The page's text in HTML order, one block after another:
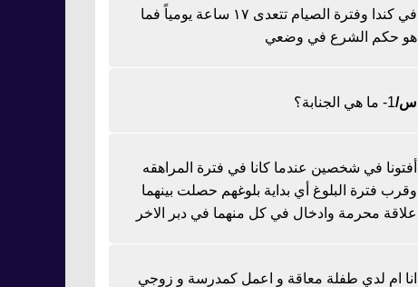
في كندا وفترة الصيام تتعدى ١٧ ساعة يومياً فما
هو حكم الشرع في وضعي
س/1- ما هي الجنابة؟
أفتونا في شخصين عندما كانا في فترة المراهقه
وقرب فترة البلوغ أي بداية بلوغهم حصلت بينهما
علاقة محرمة وادخال في كل منهما في دبر الاخر
انا ام لدي طفلة معاقة و اعمل كمدرسة و زوجي